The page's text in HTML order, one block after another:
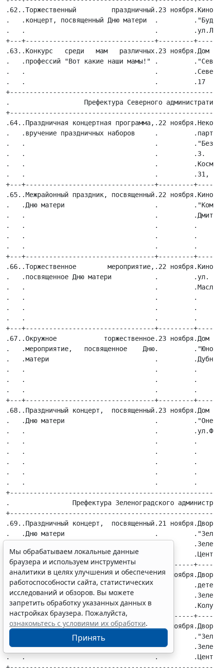
Мы обрабатываем локальные данные
браузера и используем инструменты
аналитики в целях улучшения и обеспечения
работоспособности сайта, статистических
исследований и обзоров. Вы можете
запретить обработку указанных данных в
настройках браузера. Пожалуйста,
ознакомьтесь с условиями их обработки.
Принять